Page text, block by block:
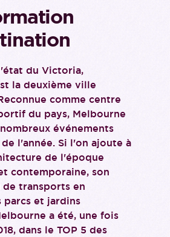
du Victoria,
la deuxième ville
comme centre
du pays, Melbourne
événements
l'année. Si l'on ajoute à
de l'époque
contemporaine, son
de transports en
parcs et jardins
a été, une fois
dans le TOP 5 des